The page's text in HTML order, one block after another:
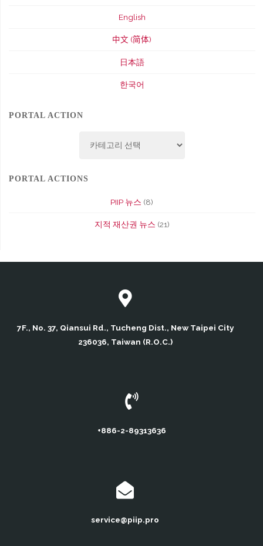
English
中文 (简体)
日本語
한국어
PORTAL ACTION
Action
PORTAL ACTIONS
PIIP 뉴스 (8)
지적 재산권 뉴스 (21)
7F., No. 37, Qiansui Rd., Tucheng Dist., New Taipei City
236036, Taiwan (R.O.C.)
+886-2-89313636
service@piip.pro